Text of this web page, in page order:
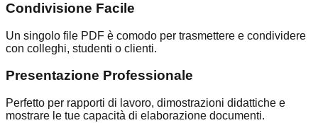
Condivisione Facile
Un singolo file PDF è comodo per trasmettere e condividere
con colleghi, studenti o clienti.
Presentazione Professionale
Perfetto per rapporti di lavoro, dimostrazioni didattiche e
mostrare le tue capacità di elaborazione documenti.